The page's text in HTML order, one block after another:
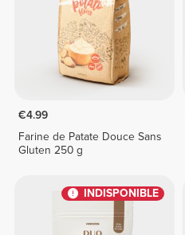
€4.99
Farine de Patate Douce Sans
Gluten 250 g
INDISPONIBLE